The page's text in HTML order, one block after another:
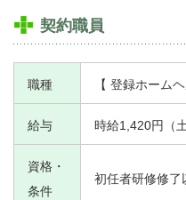
契約職員
職種 【 登録ホーム
給与 時給1,420円（
資格・
条件
初任者研修修了